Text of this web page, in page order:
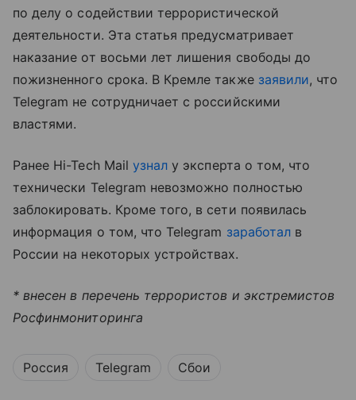
по делу о содействии террористической
деятельности. Эта статья предусматривает
наказание от восьми лет лишения свободы до
пожизненного срока. В Кремле также заявили, что
Telegram не сотрудничает с российскими
властями.
Ранее Hi-Tech Mail узнал у эксперта о том, что
технически Telegram невозможно полностью
заблокировать. Кроме того, в сети появилась
информация о том, что Telegram заработалв
России на некоторых устройствах.
* внесен в перечень террористов и экстремистов
Росфинмониторинга
Россия Telegram Сбои